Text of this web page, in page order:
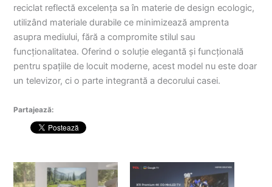
reciclat reflectă excelența sa în materie de design ecologic,
utilizând materiale durabile ce minimizează amprenta
asupra mediului, fără a compromite stilul sau
funcționalitatea. Oferind o soluție elegantă și funcțională
pentru spațiile de locuit moderne, acest model nu este doar
un televizor, ci o parte integrantă a decorului casei.
Partajează: